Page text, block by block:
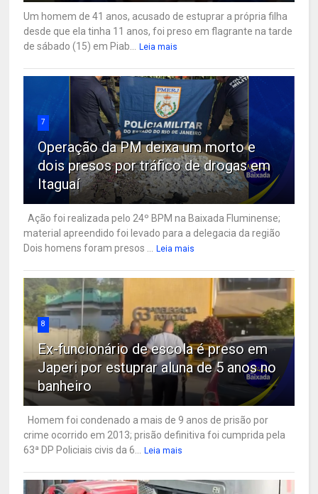
Um homem de 41 anos, acusado de estuprar a própria filha
desde que ela tinha 11 anos, foi preso em flagrante na tarde
de sábado (15) em Piab...
Leia mais
7
Operação da PM deixa um morto e
dois presos por tráfico de drogas em
Itaguaí
Ação foi realizada pelo 24º BPM na Baixada Fluminense;
material apreendido foi levado para a delegacia da região
Dois homens foram presos ...
Leia mais
8
Ex-funcionário de escola é preso em
Japeri por estuprar aluna de 5 anos no
banheiro
Homem foi condenado a mais de 9 anos de prisão por
crime ocorrido em 2013; prisão definitiva foi cumprida pela
63ª DP Policiais civis da 6...
Leia mais